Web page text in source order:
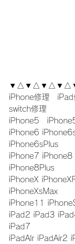
iPhone修理　
switch修理
iPhone5　
iPhone6
iPhone6sPlus
iPhone7 iPhone8
iPhone8Plus
iPhoneX
iPhoneXsMax
iPhone11
iPad2 iPad3
iPad7
iPadAIr iPadAir2